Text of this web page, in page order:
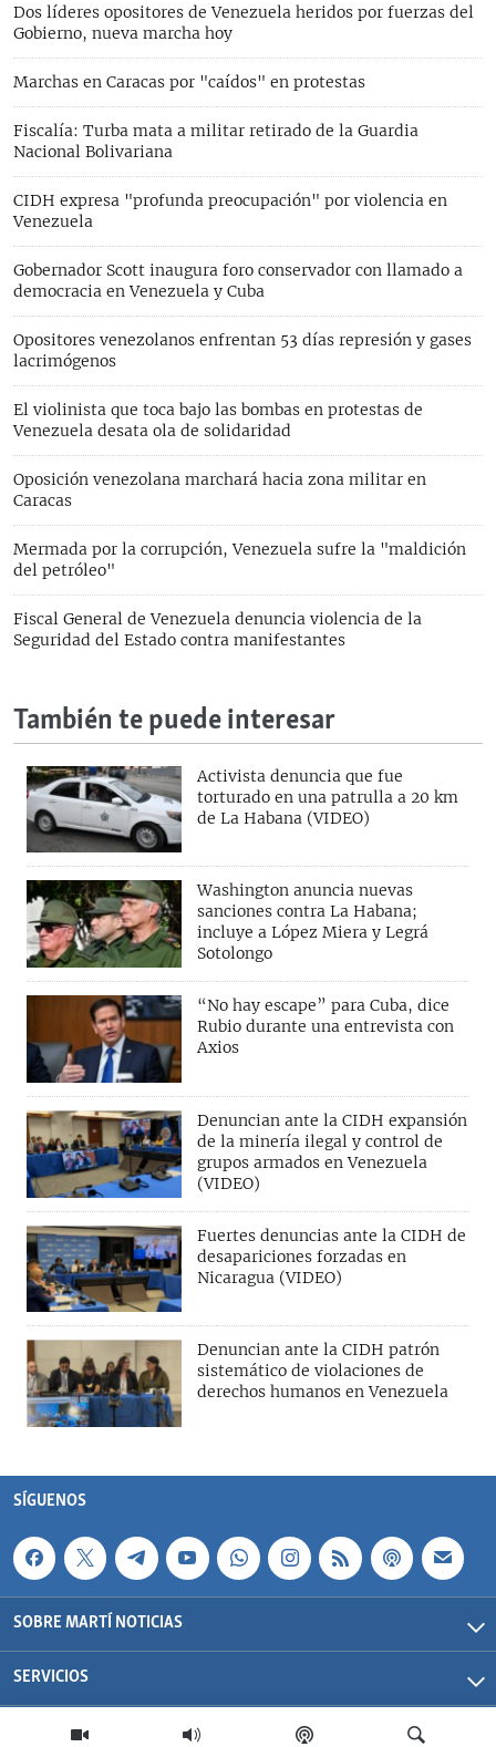
Dos líderes opositores de Venezuela heridos por fuerzas del
Gobierno, nueva marcha hoy
Marchas en Caracas por "caídos" en protestas
Fiscalía: Turba mata a militar retirado de la Guardia
Nacional Bolivariana
CIDH expresa "profunda preocupación" por violencia en
Venezuela
Gobernador Scott inaugura foro conservador con llamado a
democracia en Venezuela y Cuba
Opositores venezolanos enfrentan 53 días represión y gases
lacrimógenos
El violinista que toca bajo las bombas en protestas de
Venezuela desata ola de solidaridad
Oposición venezolana marchará hacia zona militar en
Caracas
Mermada por la corrupción, Venezuela sufre la "maldición
del petróleo"
Fiscal General de Venezuela denuncia violencia de la
Seguridad del Estado contra manifestantes
También te puede interesar
Activista denuncia que fue
torturado en una patrulla a 20 km
de La Habana (VIDEO)
Washington anuncia nuevas
sanciones contra La Habana;
incluye a López Miera y Legrá
Sotolongo
“No hay escape” para Cuba, dice
Rubio durante una entrevista con
Axios
Denuncian ante la CIDH expansión
de la minería ilegal y control de
grupos armados en Venezuela
(VIDEO)
Fuertes denuncias ante la CIDH de
desapariciones forzadas en
Nicaragua (VIDEO)
Denuncian ante la CIDH patrón
sistemático de violaciones de
derechos humanos en Venezuela
SÍGUENOS
SOBRE MARTÍ NOTICIAS
SERVICIOS
Martí Noticias| 2026 | OCB | Todos los derechos reservados.